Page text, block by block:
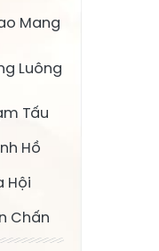
Mang
Luông
Tấu
Hồ
Hội
Chấn